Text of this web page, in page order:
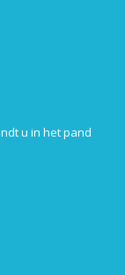
u in het pand